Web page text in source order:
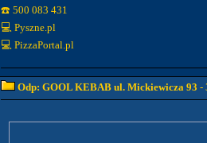
☎️ 500 083 431
💻 Pyszne.pl
💻 PizzaPortal.pl
Odp: GOOL KEBAB ul. Mickiewicza 93 -